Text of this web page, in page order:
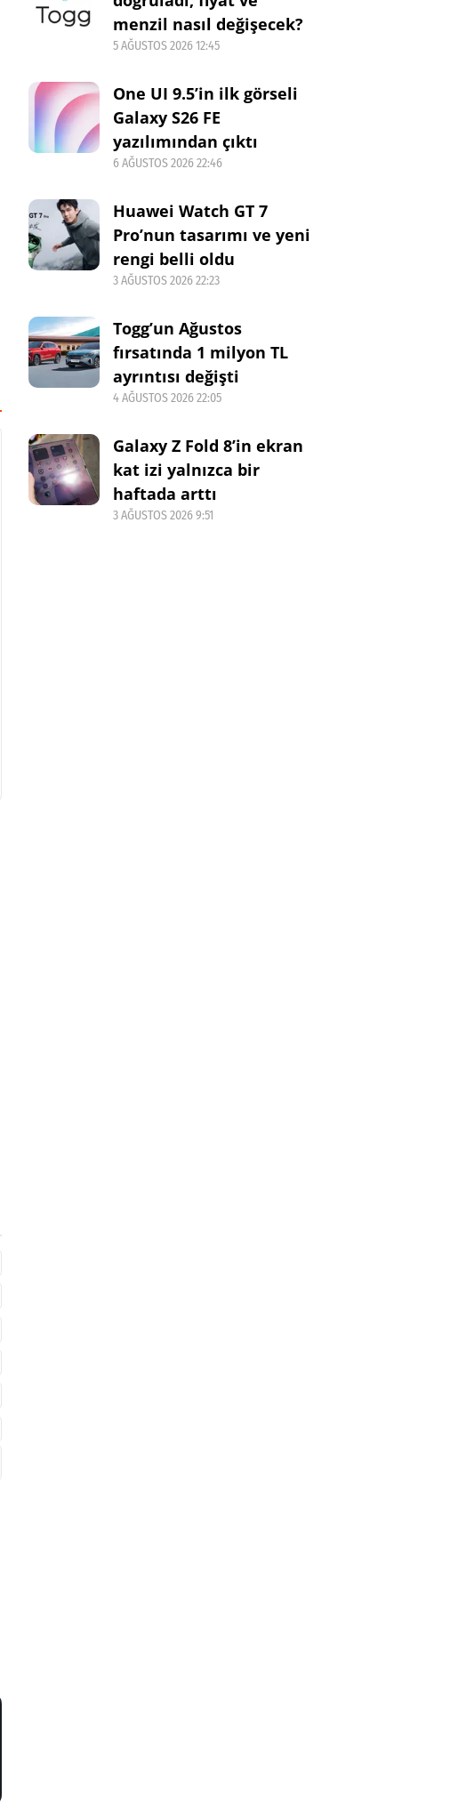
menzil nasıl değişecek?
5 AĞUSTOS 2026 12:45
One UI 9.5’in ilk görseli
Galaxy S26 FE
yazılımından çıktı
6 AĞUSTOS 2026 22:46
Huawei Watch GT 7
Pro’nun tasarımı ve yeni
rengi belli oldu
3 AĞUSTOS 2026 22:23
Togg’un Ağustos
fırsatında 1 milyon TL
ayrıntısı değişti
4 AĞUSTOS 2026 22:05
Galaxy Z Fold 8’in ekran
kat izi yalnızca bir
haftada arttı
3 AĞUSTOS 2026 9:51